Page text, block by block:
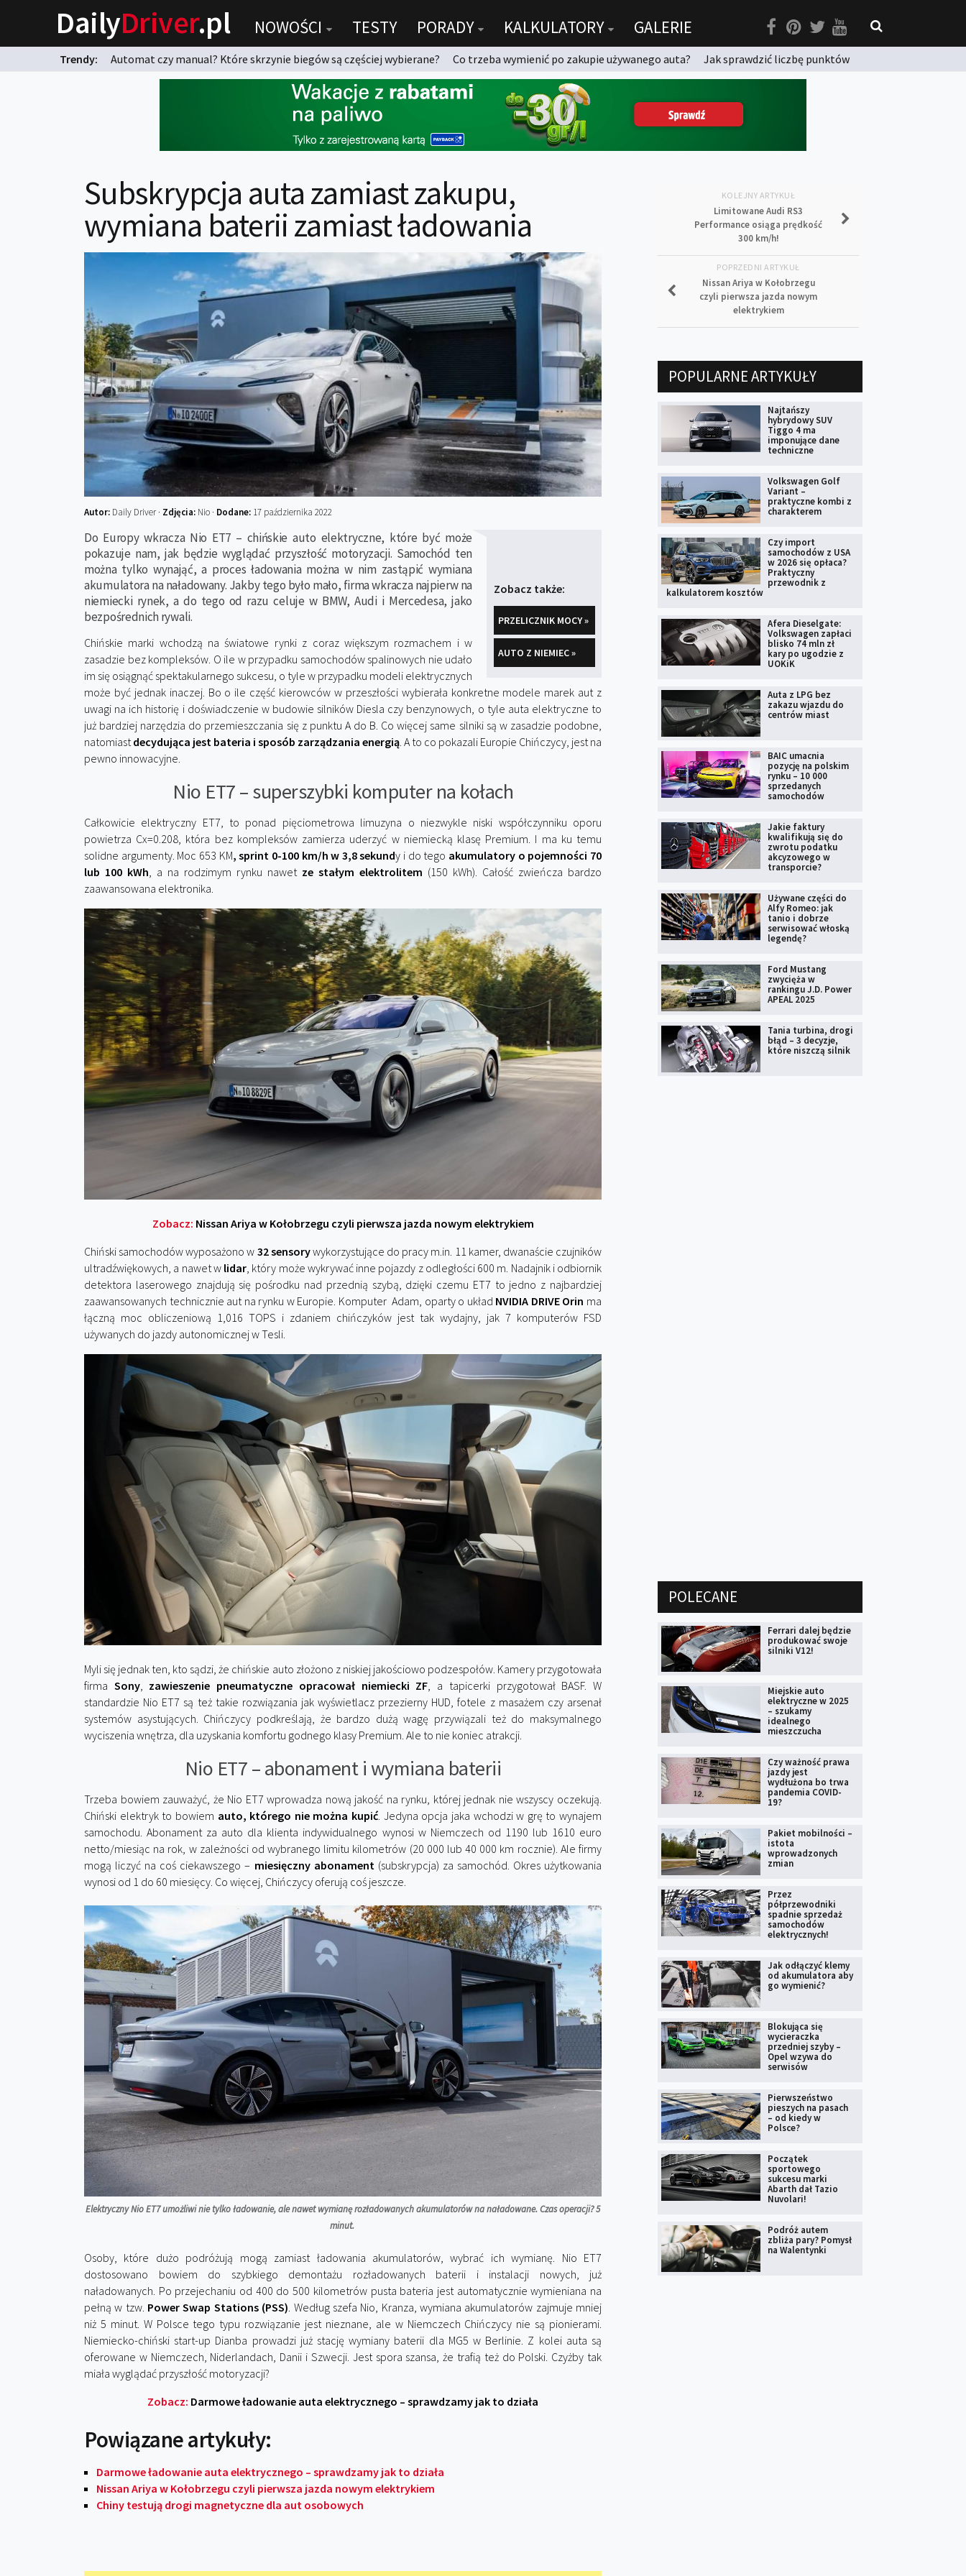
DailyDriver.pl NOWOŚCI TESTY PORADY KALKULATORY GALERIE
Trendy: Automat czy manual? Które skrzynie biegów są częściej wybierane? Co trzeba wymienić po zakupie używanego auta?
Jak sprawdzić liczbę punktów
Subskrypcja auta zamiast zakupu,
wymiana baterii zamiast ładowania
Autor: Daily Driver · Zdjęcia: Nio · Dodane: 17 października 2022
Zobacz także:
PRZELICZNIK MOCY »
AUTO Z NIEMIEC »
Do Europy wkracza Nio ET7 – chińskie auto elektryczne, które być może
pokazuje nam, jak będzie wyglądać przyszłość motoryzacji. Samochód ten
można tylko wynająć, a proces ładowania można w nim zastąpić wymiana
akumulatora na naładowany. Jakby tego było mało, firma wkracza najpierw na
niemiecki rynek, a do tego od razu celuje w BMW, Audi i Mercedesa, jako
bezpośrednich rywali.
Chińskie marki wchodzą na światowe rynki z coraz większym rozmachem i w
zasadzie bez kompleksów. O ile w przypadku samochodów spalinowych nie udało
im się osiągnąć spektakularnego sukcesu, o tyle w przypadku modeli elektrycznych
może być jednak inaczej. Bo o ile część kierowców w przeszłości wybierała konkretne modele marek aut z
uwagi na ich historię i doświadczenie w budowie silników Diesla czy benzynowych, o tyle auta elektryczne to
już bardziej narzędzia do przemieszczania się z punktu A do B. Co więcej same silniki są w zasadzie podobne,
natomiastdecydująca jest bateria i sposób zarządzania energią. A to co pokazali Europie Chińczycy, jest na
pewno innowacyjne.
Nio ET7 – superszybki komputer na kołach
Całkowicie elektryczny ET7, to ponad pięciometrowa limuzyna o niezwykle niski współczynniku oporu
powietrza Cx=0.208, która bez kompleksów zamierza uderzyć w niemiecką klasę Premium. I ma ku temu
solidne argumenty. Moc 653 KM, sprint 0-100 km/h w 3,8 sekundy i do tego akumulatory o pojemności 70
lub 100 kWh, a na rodzimym rynku nawet ze stałym elektrolitem (150 kWh). Całość zwieńcza bardzo
zaawansowana elektronika.
Zobacz: Nissan Ariya w Kołobrzegu czyli pierwsza jazda nowym elektrykiem
Chiński samochodów wyposażono w 32 sensorywykorzystujące do pracy m.in. 11 kamer, dwanaście czujników
ultradźwiękowych, a nawet wlidar, który może wykrywać inne pojazdy z odległości 600 m. Nadajnik i odbiornik
detektora laserowego znajdują się pośrodku nad przednią szybą, dzięki czemu ET7 to jedno z najbardziej
zaawansowanych technicznie aut na rynku w Europie. Komputer Adam, oparty o układ NVIDIA DRIVE Orin ma
łączną moc obliczeniową 1,016 TOPS i zdaniem chińczyków jest tak wydajny, jak 7 komputerów FSD
używanych do jazdy autonomicznej w Tesli.
Myli się jednak ten, kto sądzi, że chińskie auto złożono z niskiej jakościowo podzespołów. Kamery przygotowała
firma Sony, zawieszenie pneumatyczne opracował niemiecki ZF, a tapicerki przygotował BASF. W
standardzie Nio ET7 są też takie rozwiązania jak wyświetlacz przezierny HUD, fotele z masażem czy arsenał
systemów asystujących. Chińczycy podkreślają, że bardzo dużą wagę przywiązali też do maksymalnego
wyciszenia wnętrza, dla uzyskania komfortu godnego klasy Premium. Ale to nie koniec atrakcji.
Nio ET7 – abonament i wymiana baterii
Trzeba bowiem zauważyć, że Nio ET7 wprowadza nową jakość na rynku, której jednak nie wszyscy oczekują.
Chiński elektryk to bowiem auto, którego nie można kupić. Jedyna opcja jaka wchodzi w grę to wynajem
samochodu. Abonament za auto dla klienta indywidualnego wynosi w Niemczech od 1190 lub 1610 euro
netto/miesiąc na rok, w zależności od wybranego limitu kilometrów (20 000 lub 40 000 km rocznie). Ale firmy
mogą liczyć na coś ciekawszego – miesięczny abonament(subskrypcja) za samochód. Okres użytkowania
wynosi od 1 do 60 miesięcy. Co więcej, Chińczycy oferują coś jeszcze.
Elektryczny Nio ET7 umożliwi nie tylko ładowanie, ale nawet wymianę rozładowanych akumulatorów na naładowane. Czas operacji? 5
minut.
Osoby, które dużo podróżują mogą zamiast ładowania akumulatorów, wybrać ich wymianę. Nio ET7
dostosowano bowiem do szybkiego demontażu rozładowanych baterii i instalacji nowych, już
naładowanych. Po przejechaniu od 400 do 500 kilometrów pusta bateria jest automatycznie wymieniana na
pełną w tzw. Power Swap Stations (PSS). Według szefa Nio, Kranza, wymiana akumulatorów zajmuje mniej
niż 5 minut. W Polsce tego typu rozwiązanie jest nieznane, ale w Niemczech Chińczycy nie są pionierami.
Niemiecko-chiński start-up Dianba prowadzi już stację wymiany baterii dla MG5 w Berlinie. Z kolei auta są
oferowane w Niemczech, Niderlandach, Danii i Szwecji. Jest spora szansa, że trafią też do Polski. Czyżby tak
miała wyglądać przyszłość motoryzacji?
Zobacz: Darmowe ładowanie auta elektrycznego – sprawdzamy jak to działa
Powiązane artykuły:
Darmowe ładowanie auta elektrycznego – sprawdzamy jak to działa
Nissan Ariya w Kołobrzegu czyli pierwsza jazda nowym elektrykiem
Chiny testują drogi magnetyczne dla aut osobowych
KOLEJNY ARTYKUŁ
Limitowane Audi RS3
Performance osiąga prędkość
300 km/h!
POPRZEDNI ARTYKUŁ
Nissan Ariya w Kołobrzegu
czyli pierwsza jazda nowym
elektrykiem
POPULARNE ARTYKUŁY
Najtańszy
hybrydowy SUV
Tiggo 4 ma
imponujące dane
techniczne
Volkswagen Golf
Variant –
praktyczne kombi z
charakterem
Czy import
samochodów z USA
w 2026 się opłaca?
Praktyczny
przewodnik z
kalkulatorem kosztów
Afera Dieselgate:
Volkswagen zapłaci
blisko 74 mln zł
kary po ugodzie z
UOKiK
Auta z LPG bez
zakazu wjazdu do
centrów miast
BAIC umacnia
pozycję na polskim
rynku – 10 000
sprzedanych
samochodów
Jakie faktury
kwalifikują się do
zwrotu podatku
akcyzowego w
transporcie?
Używane części do
Alfy Romeo: jak
tanio i dobrze
serwisować włoską
legendę?
Ford Mustang
zwycięża w
rankingu J.D. Power
APEAL 2025
Tania turbina, drogi
błąd – 3 decyzje,
które niszczą silnik
POLECANE
Ferrari dalej będzie
produkować swoje
silniki V12!
Miejskie auto
elektryczne w 2025
– szukamy
idealnego
mieszczucha
Czy ważność prawa
jazdy jest
wydłużona bo trwa
pandemia COVID-
19?
Pakiet mobilności –
istota
wprowadzonych
zmian
Przez
półprzewodniki
spadnie sprzedaż
samochodów
elektrycznych!
Jak odłączyć klemy
od akumulatora aby
go wymienić?
Blokująca się
wycieraczka
przedniej szyby –
Opel wzywa do
serwisów
Pierwszeństwo
pieszych na pasach
– od kiedy w
Polsce?
Początek
sportowego
sukcesu marki
Abarth dał Tazio
Nuvolari!
Podróż autem
zbliża pary? Pomysł
na Walentynki